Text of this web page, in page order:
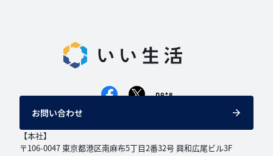
【本社】
〒106-0047 東京都港区南麻布5丁目2番32号興和広尾ビル3F
お問い合わせ